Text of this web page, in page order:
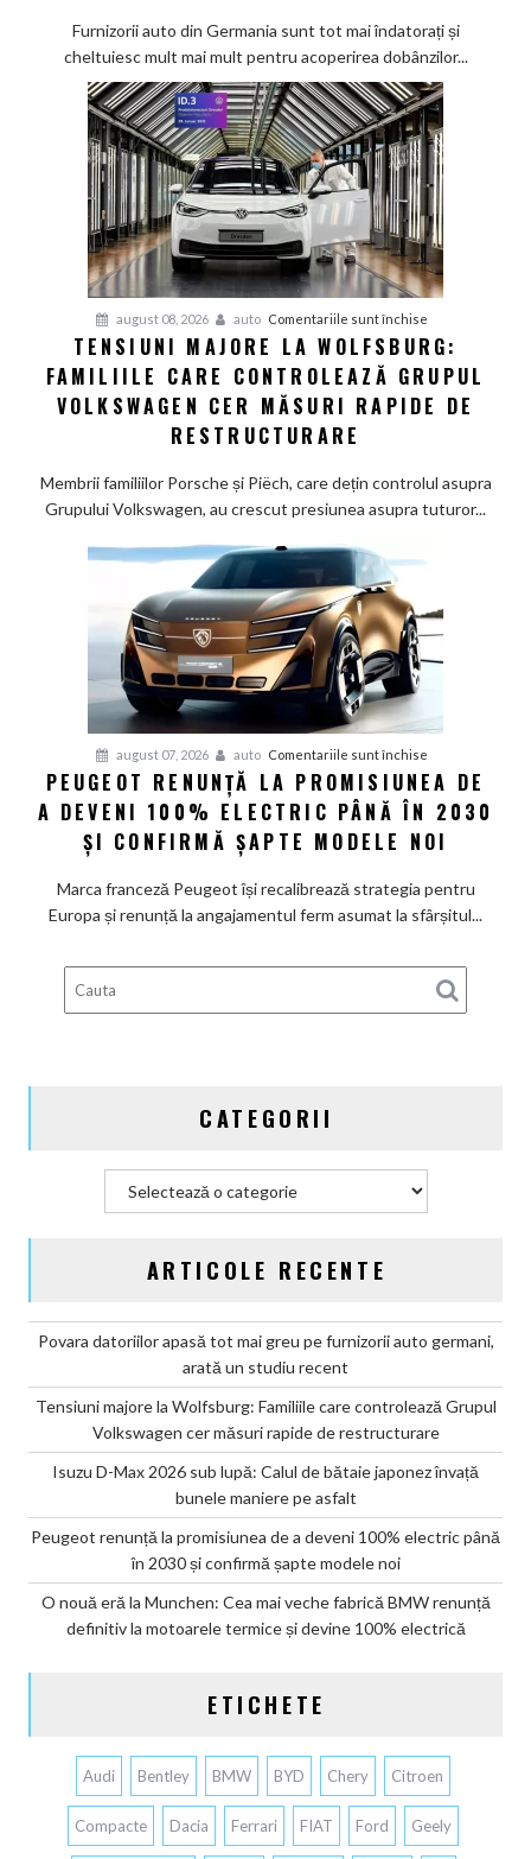
mai
greu
furnizorii
auto
germani,
arată
un
studiu
recent
Furnizorii auto din Germania sunt tot mai îndatorați și
cheltuiesc mult mai mult pentru acoperirea dobânzilor...
august 08, 2026 auto Comentariile sunt închise
Tensiuni
majore
la
care
măsuri
rapide
de
TENSIUNI MAJORE LA WOLFSBURG:
FAMILIILE CARE CONTROLEAZĂ GRUPUL
VOLKSWAGEN CER MĂSURI RAPIDE DE
RESTRUCTURARE
Membrii familiilor Porsche și Piëch, care dețin controlul asupra
Grupului Volkswagen, au crescut presiunea asupra tuturor...
august 07, 2026 auto Comentariile sunt închise
Peugeot
renunță
la
de
a
electric
până
modele
PEUGEOT RENUNȚĂ LA PROMISIUNEA DE
A DEVENI 100% ELECTRIC PÂNĂ ÎN 2030
ȘI CONFIRMĂ ȘAPTE MODELE NOI
Marca franceză Peugeot își recalibrează strategia pentru
Europa și renunță la angajamentul ferm asumat la sfârșitul...
CATEGORII
Categorii
ARTICOLE RECENTE
Povara datoriilor apasă tot mai greu pe furnizorii auto germani,
arată un studiu recent
Tensiuni majore la Wolfsburg: Familiile care controlează Grupul
Volkswagen cer măsuri rapide de restructurare
Isuzu D-Max 2026 sub lupă: Calul de bătaie japonez învață
bunele maniere pe asfalt
Peugeot renunță la promisiunea de a deveni 100% electric până
în 2030 și confirmă șapte modele noi
O nouă eră la Munchen: Cea mai veche fabrică BMW renunță
definitiv la motoarele termice și devine 100% electrică
ETICHETE
Audi Bentley BMW BYD Chery Citroen
Compacte Dacia Ferrari FIAT Ford Geely